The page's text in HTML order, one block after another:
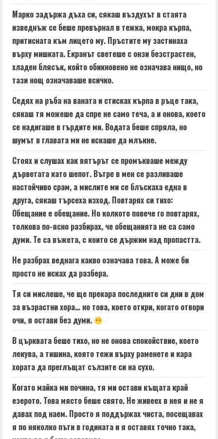
Марко задържа дъха си, сякаш въздухът в стаята
изведнъж се беше превърнал в тежка, мокра кърпа,
притисната към лицето му. Пръстите му застинаха
върху мишката. Екранът светеше с онзи безстрастен,
хладен блясък, който обикновено не означава нищо, но
тази нощ означаваше всичко.
Седях на ръба на ваната и стисках кърпа в ръце така,
сякаш тя можеше да спре не само теча, а и онова, което
се надигаше в гърдите ми. Водата беше спряла, но
шумът в главата ми не искаше да млъкне.
Стоях и слушах как вятърът се промъкваше между
дърветата като шепот. Вътре в мен се разливаше
настойчиво срам, а мислите ми се блъскаха една в
друга, сякаш търсеха изход. Повтарях си тихо:
Обещание е обещание. Но колкото повече го повтарях,
толкова по-ясно разбирах, че обещанията не са само
думи. Те са въжета, с които се държим над пропастта.
Не разбрах веднага какво означава това. А може би
просто не исках да разбера.
Тя си мислеше, че ще прекара последните си дни в дом
за възрастни хора… но това, което откри, когато отвори
очи, я остави без думи.
В църквата беше тихо, но не онова спокойствие, което
лекува, а тишина, която тежи върху раменете и кара
хората да преглъщат сълзите си на сухо.
Когато майка ми почина, тя ми остави къщата край
езерото. Това място беше свято. Не живеех в нея и не я
давах под наем. Просто я поддържах чиста, посещавах
я по няколко пъти в годината и я оставях точно така,